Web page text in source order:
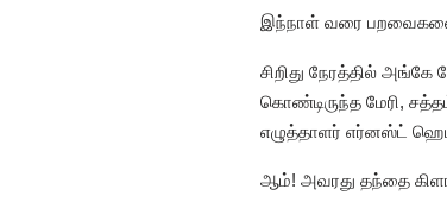
இந்நாள் வரை
சிறிது நேரத்தில்
கொண்டிருந்த மேரி,
எழுத்தாளர் எர்னஸ்ட்
ஆம்! அவரது தந்தை